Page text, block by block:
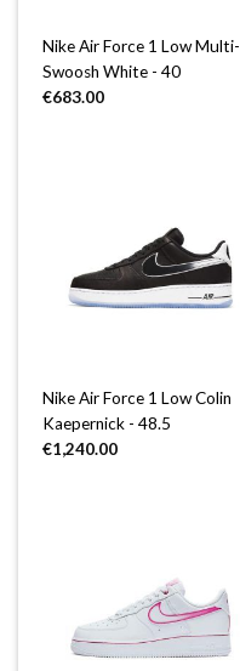
Nike Air Force 1 Low Multi-
Swoosh White - 40
€683.00
Nike Air Force 1 Low Colin
Kaepernick - 48.5
€1,240.00